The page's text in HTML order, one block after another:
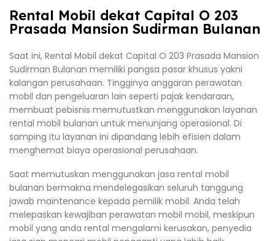
Rental Mobil dekat Capital O 203
Prasada Mansion Sudirman Bulanan
Saat ini, Rental Mobil dekat Capital O 203 Prasada Mansion
Sudirman Bulanan memiliki pangsa pasar khusus yakni
kalangan perusahaan. Tingginya anggaran perawatan
mobil dan pengeluaran lain seperti pajak kendaraan,
membuat pebisnis memutustkan menggunakan layanan
rental mobil bulanan untuk menunjang operasional. Di
samping itu layanan ini dipandang lebih efisien dalam
menghemat biaya operasional perusahaan.
Saat memutuskan menggunakan jasa rental mobil
bulanan bermakna mendelegasikan seluruh tanggung
jawab maintenance kepada pemilik mobil. Anda telah
melepaskan kewajiban perawatan mobil mobil, meskipun
mobil yang anda rental mengalami kerusakan, penyedia